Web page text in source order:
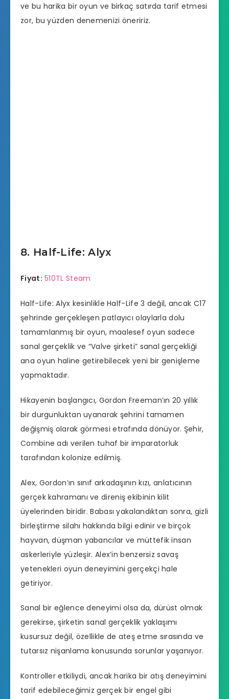
ve bu harika bir oyun ve birkaç satırda tarif etmesi
zor, bu yüzden denemenizi öneririz.
8. Half-Life: Alyx
Fiyat: 510TL Steam
Half-Life: Alyx kesinlikle Half-Life 3 değil, ancak C17
şehrinde gerçekleşen patlayıcı olaylarla dolu
tamamlanmış bir oyun, maalesef oyun sadece
sanal gerçeklik ve “Valve şirketi” sanal gerçekliği
ana oyun haline getirebilecek yeni bir genişleme
yapmaktadır.
Hikayenin başlangıcı, Gordon Freeman’ın 20 yıllık
bir durgunluktan uyanarak şehrini tamamen
değişmiş olarak görmesi etrafında dönüyor. Şehir,
Combine adı verilen tuhaf bir imparatorluk
tarafından kolonize edilmiş.
Alex, Gordon’ın sınıf arkadaşının kızı, anlatıcının
gerçek kahramanı ve direniş ekibinin kilit
üyelerinden biridir. Babası yakalandıktan sonra, gizli
birleştirme silahı hakkında bilgi edinir ve birçok
hayvan, düşman yabancılar ve müttefik insan
askerleriyle yüzleşir. Alex’in benzersiz savaş
yetenekleri oyun deneyimini gerçekçi hale
getiriyor.
Sanal bir eğlence deneyimi olsa da, dürüst olmak
gerekirse, şirketin sanal gerçeklik yaklaşımı
kusursuz değil, özellikle de ateş etme sırasında ve
tutarsız nişanlama konusunda sorunlar yaşanıyor.
Kontroller etkiliydi, ancak harika bir atış deneyimini
tarif edebileceğimiz gerçek bir engel gibi